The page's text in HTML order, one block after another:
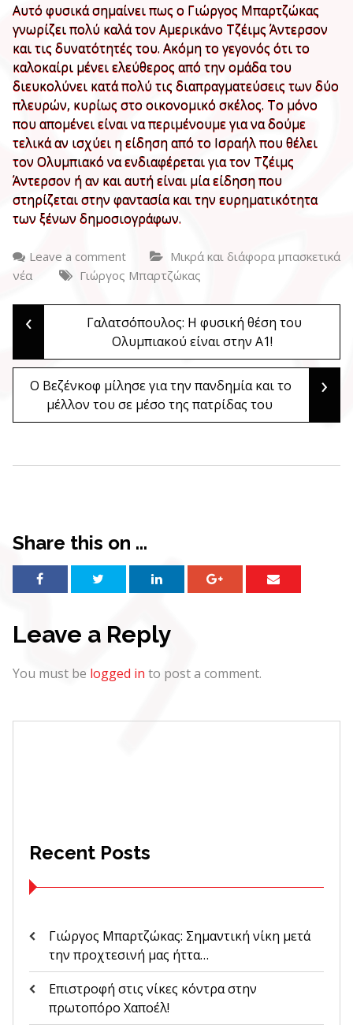
Αυτό φυσικά σημαίνει πως ο Γιώργος Μπαρτζώκας
γνωρίζει πολύ καλά τον Αμερικάνο Τζέιμς Άντερσον
και τις δυνατότητές του. Ακόμη το γεγονός ότι το
καλοκαίρι μένει ελεύθερος από την ομάδα του
διευκολύνει κατά πολύ τις διαπραγματεύσεις των δύο
πλευρών, κυρίως στο οικονομικό σκέλος. Το μόνο
που απομένει είναι να περιμένουμε για να δούμε
τελικά αν ισχύει η είδηση από το Ισραήλ που θέλει
τον Ολυμπιακό να ενδιαφέρεται για τον Τζέιμς
Άντερσον ή αν και αυτή είναι μία είδηση που
στηρίζεται στην φαντασία και την ευρηματικότητα
των ξένων δημοσιογράφων.
Leave a comment
Μικρά και διάφορα μπασκετικά
νέα
Γιώργος Μπαρτζώκας
Post
navigation
‹
Γαλατσόπουλος: Η φυσική θέση του
Ολυμπιακού είναι στην Α1!
Ο Βεζένκοφ μίλησε για την πανδημία και το
μέλλον του σε μέσο της πατρίδας του
›
Share this on ...
Leave a Reply
You must be logged in to post a comment.
Recent Posts
Γιώργος Μπαρτζώκας: Σημαντική νίκη μετά
την προχτεσινή μας ήττα…
Επιστροφή στις νίκες κόντρα στην
πρωτοπόρο Χαποέλ!